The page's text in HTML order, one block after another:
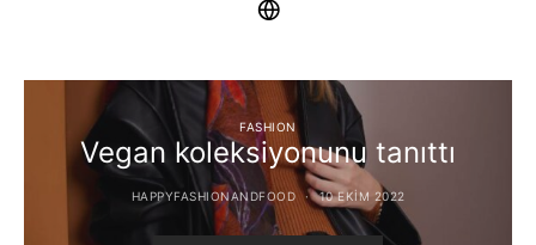
FASHION
Vegan koleksiyonunu tanıttı
HAPPYFASHIONANDFOOD 10 EKIM 2022